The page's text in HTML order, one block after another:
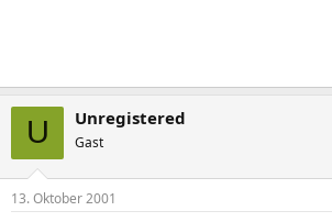
U Unregistered
Gast
13. Oktober 2001